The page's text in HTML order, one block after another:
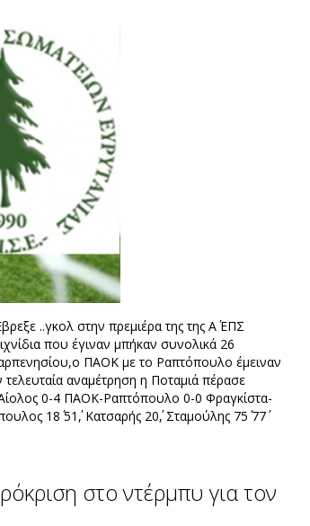
..γκολ στην πρεμιέρα της της Α΄ ΕΠΣ
που έγιναν μπήκαν συνολικά 26
ΠΑΟΚ με το Ραπτόπουλο έμειναν
αναμέτρηση η Ποταμιά πέρασε
0-4 ΠΑΟΚ-Ραπτόπουλο 0-0 Φραγκίστα-
18΄ 51΄, Κατσαρής 20΄, Σταμούλης 75΄ 77΄
στο ντέρμπυ για τον